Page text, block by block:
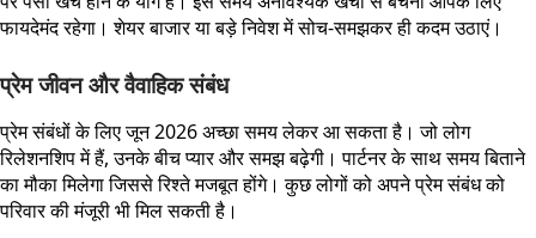
फायदेमंद रहेगा। शेयर बाजार या बड़े निवेश में सोच-समझकर ही कदम उठाएं।
प्रेम जीवन और वैवाहिक संबंध
प्रेम संबंधों के लिए जून 2026 अच्छा समय लेकर आ सकता है। जो लोग
रिलेशनशिप में हैं, उनके बीच प्यार और समझ बढ़ेगी। पार्टनर के साथ समय बिताने
का मौका मिलेगा जिससे रिश्ते मजबूत होंगे। कुछ लोगों को अपने प्रेम संबंध को
परिवार की मंजूरी भी मिल सकती है।